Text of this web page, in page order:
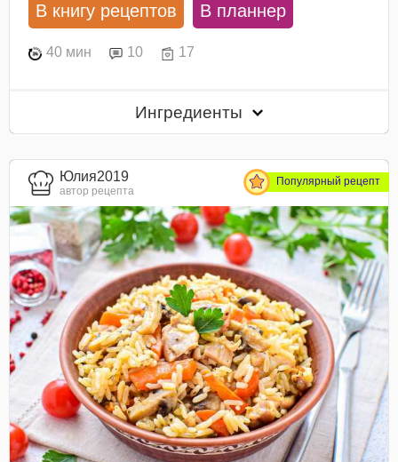
В книгу рецептов В планнер
40 мин 10 17
Ингредиенты
Юлия2019
автор рецепта
Популярный рецепт